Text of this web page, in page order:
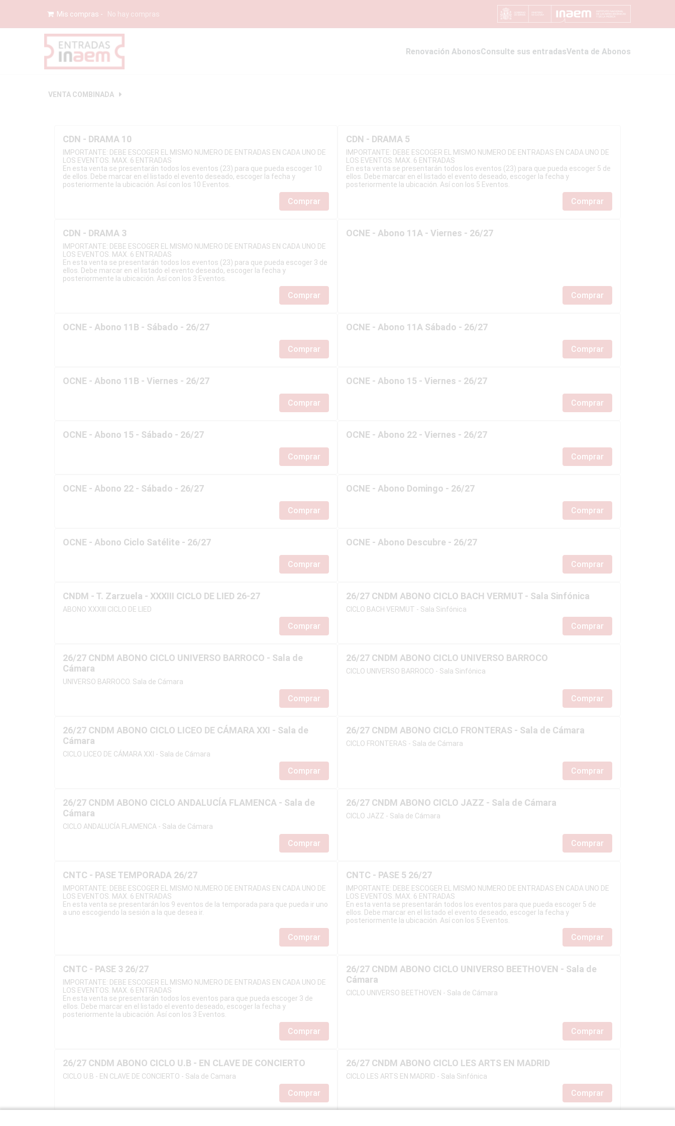
Mis compras No hay compras
Renovación AbonosConsulte sus entradasVenta de Abonos
VENTA COMBINADA
CDN - DRAMA 10
IMPORTANTE: DEBE ESCOGER EL MISMO NUMERO DE ENTRADAS EN CADA UNO DE
LOS EVENTOS. MAX. 6 ENTRADAS
En esta venta se presentarán todos los eventos (23) para que pueda escoger 10
de ellos. Debe marcar en el listado el evento deseado, escoger la fecha y
posteriormente la ubicación. Así con los 10 Eventos.
Comprar
CDN - DRAMA 5
IMPORTANTE: DEBE ESCOGER EL MISMO NUMERO DE ENTRADAS EN CADA UNO DE
LOS EVENTOS. MAX. 6 ENTRADAS
En esta venta se presentarán todos los eventos (23) para que pueda escoger 5 de
ellos. Debe marcar en el listado el evento deseado, escoger la fecha y
posteriormente la ubicación. Así con los 5 Eventos.
Comprar
CDN - DRAMA 3
IMPORTANTE: DEBE ESCOGER EL MISMO NUMERO DE ENTRADAS EN CADA UNO DE
LOS EVENTOS. MAX. 6 ENTRADAS
En esta venta se presentarán todos los eventos (23) para que pueda escoger 3 de
ellos. Debe marcar en el listado el evento deseado, escoger la fecha y
posteriormente la ubicación. Así con los 3 Eventos.
Comprar
OCNE - Abono 11A - Viernes - 26/27
Comprar
OCNE - Abono 11B - Sábado - 26/27
Comprar
OCNE - Abono 11A Sábado - 26/27
Comprar
OCNE - Abono 11B - Viernes - 26/27
Comprar
OCNE - Abono 15 - Viernes - 26/27
Comprar
OCNE - Abono 15 - Sábado - 26/27
Comprar
OCNE - Abono 22 - Viernes - 26/27
Comprar
OCNE - Abono 22 - Sábado - 26/27
Comprar
OCNE - Abono Domingo - 26/27
Comprar
OCNE - Abono Ciclo Satélite - 26/27
Comprar
OCNE - Abono Descubre - 26/27
Comprar
CNDM - T. Zarzuela - XXXIII CICLO DE LIED 26-27
ABONO XXXIII CICLO DE LIED
Comprar
26/27 CNDM ABONO CICLO BACH VERMUT - Sala Sinfónica
CICLO BACH VERMUT - Sala Sinfónica
Comprar
26/27 CNDM ABONO CICLO UNIVERSO BARROCO - Sala de
Cámara
UNIVERSO BARROCO. Sala de Cámara
Comprar
26/27 CNDM ABONO CICLO UNIVERSO BARROCO
CICLO UNIVERSO BARROCO - Sala Sinfónica
Comprar
26/27 CNDM ABONO CICLO LICEO DE CÁMARA XXI - Sala de
Cámara
CICLO LICEO DE CÁMARA XXI - Sala de Cámara
Comprar
26/27 CNDM ABONO CICLO FRONTERAS - Sala de Cámara
CICLO FRONTERAS - Sala de Cámara
Comprar
26/27 CNDM ABONO CICLO ANDALUCÍA FLAMENCA - Sala de
Cámara
CICLO ANDALUCÍA FLAMENCA - Sala de Cámara
Comprar
26/27 CNDM ABONO CICLO JAZZ - Sala de Cámara
CICLO JAZZ - Sala de Cámara
Comprar
CNTC - PASE TEMPORADA 26/27
IMPORTANTE: DEBE ESCOGER EL MISMO NUMERO DE ENTRADAS EN CADA UNO DE
LOS EVENTOS. MAX. 6 ENTRADAS
En esta venta se presentarán los 9 eventos de la temporada para que pueda ir uno
a uno escogiendo la sesión a la que desea ir.
Comprar
CNTC - PASE 5 26/27
IMPORTANTE: DEBE ESCOGER EL MISMO NUMERO DE ENTRADAS EN CADA UNO DE
LOS EVENTOS. MAX. 6 ENTRADAS
En esta venta se presentarán todos los eventos para que pueda escoger 5 de
ellos. Debe marcar en el listado el evento deseado, escoger la fecha y
posteriormente la ubicación. Así con los 5 Eventos.
Comprar
CNTC - PASE 3 26/27
IMPORTANTE: DEBE ESCOGER EL MISMO NUMERO DE ENTRADAS EN CADA UNO DE
LOS EVENTOS. MAX. 6 ENTRADAS
En esta venta se presentarán todos los eventos para que pueda escoger 3 de
ellos. Debe marcar en el listado el evento deseado, escoger la fecha y
posteriormente la ubicación. Así con los 3 Eventos.
Comprar
26/27 CNDM ABONO CICLO UNIVERSO BEETHOVEN - Sala de
Cámara
CICLO UNIVERSO BEETHOVEN - Sala de Cámara
Comprar
26/27 CNDM ABONO CICLO U.B - EN CLAVE DE CONCIERTO
CICLO U.B - EN CLAVE DE CONCIERTO - Sala de Camara
Comprar
26/27 CNDM ABONO CICLO LES ARTS EN MADRID
CICLO LES ARTS EN MADRID - Sala Sinfónica
Comprar